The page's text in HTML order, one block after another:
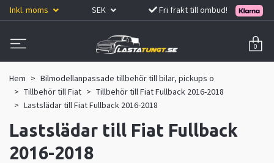
Inkl. moms SEK Fri frakt till ombud!
0
Hem
Bilmodellanpassade tillbehör till bilar, pickups o
Tillbehör till Fiat
Tillbehör till Fiat Fullback 2016-2018
Lastslädar till Fiat Fullback 2016-2018
Lastslädar till Fiat Fullback
2016-2018